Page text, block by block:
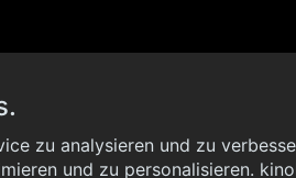
zu analysieren und zu
und zu personalisieren.